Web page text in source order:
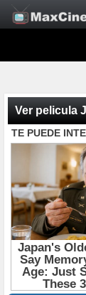
Ver pelicula